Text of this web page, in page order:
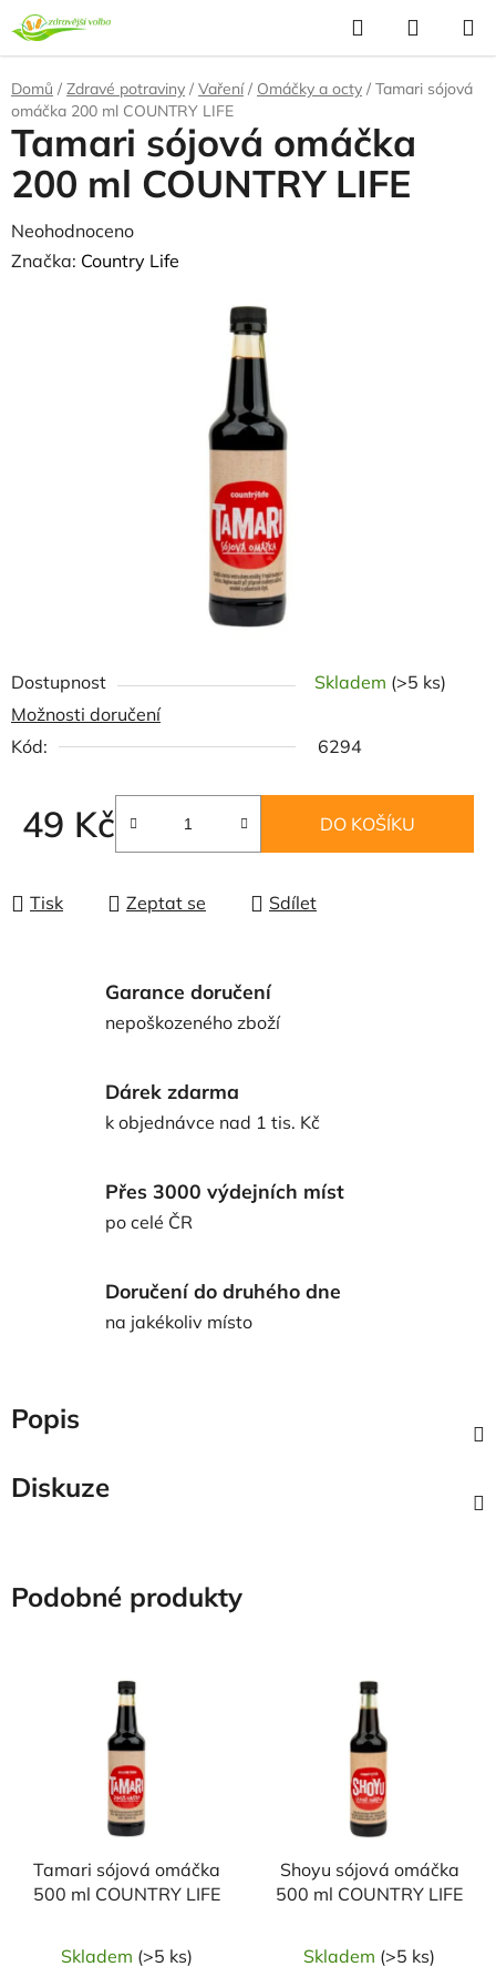
Přejít
na
obsah
Hledat
KOŠÍK
Domů / Zdravé potraviny / Vaření / Omáčky a octy / Tamari sójová
omáčka 200 ml COUNTRY LIFE
Dostupnost Skladem (>5 ks)
Možnosti doručení
Kód:
6294
49 Kč
Měrná cena:
DO KOŠÍKU
Tisk Zeptat se Sdílet
Tamari sójová omáčka
200 ml COUNTRY LIFE
Průměrné
hodnocení
Neohodnoceno
Značka: Country Life
Garance doručení
nepoškozeného zboží
Dárek zdarma
k objednávce nad 1 tis. Kč
Přes 3000 výdejních míst
po celé ČR
Doručení do druhého dne
na jakékoliv místo
Popis
Diskuze
Podobné produkty
Tamari sójová omáčka
500 ml COUNTRY LIFE
Skladem (>5 ks)
Shoyu sójová omáčka
500 ml COUNTRY LIFE
Skladem (>5 ks)